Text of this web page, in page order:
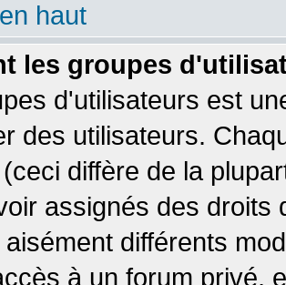
haut
les groupes
d'utilisateurs est
des utilisateurs.
diffère de la
assignés des
différents
à un forum privé,